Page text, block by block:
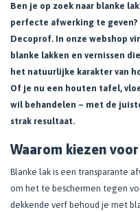
Ben je op zoek naar blanke
perfecte afwerking te
Decoprof. In onze webshop
blanke lakken en vernissen
het natuurlijke karakter van
Of je nu een houten tafel,
wil behandelen – met de
strak resultaat.
Waarom kiezen
Blanke lak is een transparante
om het te beschermen tegen
dekkende verf behoud je met